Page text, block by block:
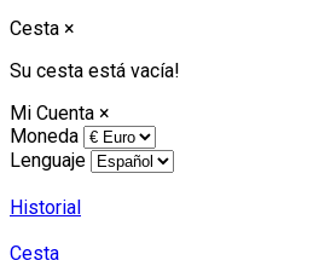
Cesta ×
Su cesta está vacía!
Mi Cuenta ×
Moneda
Lenguaje
Historial
Cesta